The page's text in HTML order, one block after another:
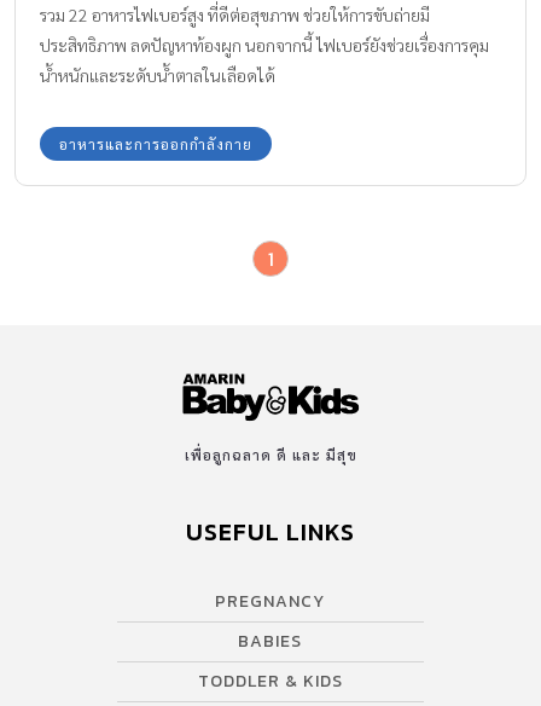
รวม 22 อาหารไฟเบอร์สูง ที่ดีต่อสุขภาพ ช่วยให้การขับถ่ายมี
ประสิทธิภาพ ลดปัญหาท้องผูก นอกจากนี้ ไฟเบอร์ยังช่วยเรื่องการคุม
น้ำหนักและระดับน้ำตาลในเลือดได้
อาหารและการออกกำลังกาย
1
เพื่อลูกฉลาด ดี และ มีสุข
USEFUL LINKS
PREGNANCY
BABIES
TODDLER & KIDS